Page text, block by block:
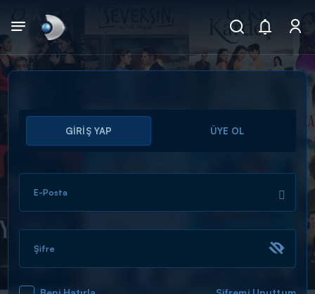
Arama
ARAMA SONUÇLARI
GİRİŞ YAP ÜYE OL
E-Posta
Şifre